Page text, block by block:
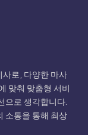
사로, 다양한 마사
맞춰 맞춤형 서비
으로 생각합니다.
소통을 통해 최상